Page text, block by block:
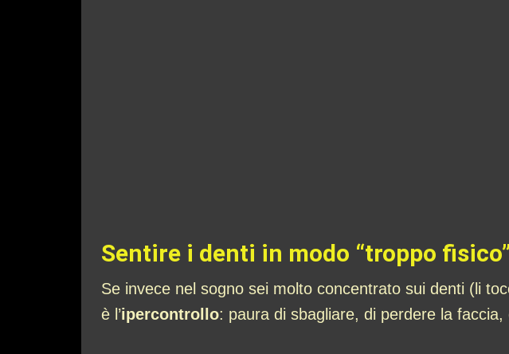
Sentire i denti in modo “troppo
Se invece nel sogno sei molto concentrato sui denti (li
è l’ipercontrollo: paura di sbagliare, di perdere la